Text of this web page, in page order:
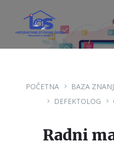
sadržaj
glavnu
navigaciju.
POČETNA BAZA
DEFEKTOLOG
Radni